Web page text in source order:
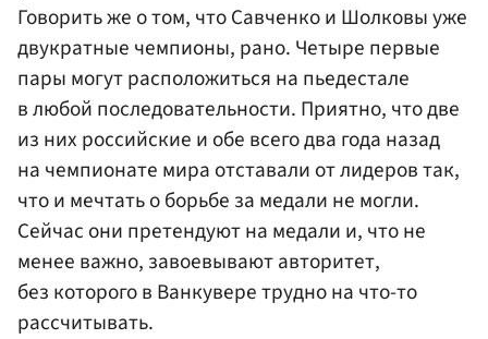
Говорить же о том, что Савченко и Шолковы уже
двукратные чемпионы, рано. Четыре первые
пары могут расположиться на пьедестале
в любой последовательности. Приятно, что две
из них российские и обе всего два года назад
на чемпионате мира отставали от лидеров так,
что и мечтать о борьбе за медали не могли.
Сейчас они претендуют на медали и, что не
менее важно, завоевывают авторитет,
без которого в Ванкувере трудно на что-то
рассчитывать.